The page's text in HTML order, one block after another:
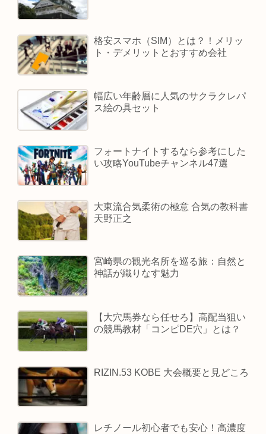
格安スマホ（SIM）とは？！メリッ
ト・デメリットとおすすめ会社
幅広い年齢層に人気のサクラクレパ
ス絵の具セット
フォートナイトするなら参考にした
い攻略YouTubeチャンネル47選
大東流合気柔術の極意 合気の教科書
天野正之
宮崎県の観光名所を巡る旅：自然と
神話が織りなす魅力
【大穴馬券なら任せろ】高配当狙い
の競馬教材「コンピDE穴」とは？
RIZIN.53 KOBE 大会概要と見どころ
レチノール初心者でも安心！高濃度